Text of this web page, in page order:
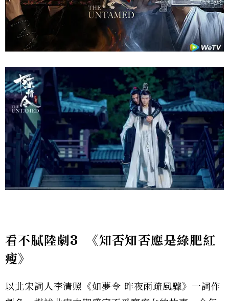
看不膩陸劇3
《知否知否應是綠肥紅
瘦》
以北宋詞人李清照《如夢令 昨夜雨疏風驟》一詞作